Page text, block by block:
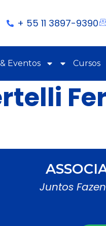
+ 55 11 3897-9390
Eventos Cursos
Juntos